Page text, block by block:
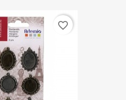
favorite_border